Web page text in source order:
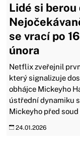
Lidé si berou
se vrací po
února
Netflix zveřejnil
který signalizuje
obhájce Mickeyho
ústřední dynamiku
Mickeyho před
24.01.2026